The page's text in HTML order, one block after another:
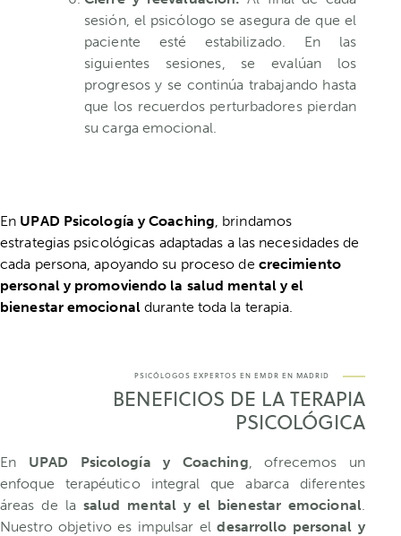
sesión, el psicólogo se asegura de que el
paciente esté estabilizado. En las
siguientes sesiones, se evalúan los
progresos y se continúa trabajando hasta
que los recuerdos perturbadores pierdan
su carga emocional.
En UPAD Psicología y Coaching, brindamos
estrategias psicológicas adaptadas a las necesidades de
cada persona, apoyando su proceso de crecimiento
personal y promoviendo la salud mental y el
bienestar emocionaldurante toda la terapia.
PSICÓLOGOS EXPERTOS EN EMDR EN MADRID
BENEFICIOS DE LA TERAPIA
PSICOLÓGICA
En UPAD Psicología y Coaching , ofrecemos un
enfoque terapéutico integral que abarca diferentes
áreas de la salud mental y el bienestar emocional.
Nuestro objetivo es impulsar eldesarrollo personal y